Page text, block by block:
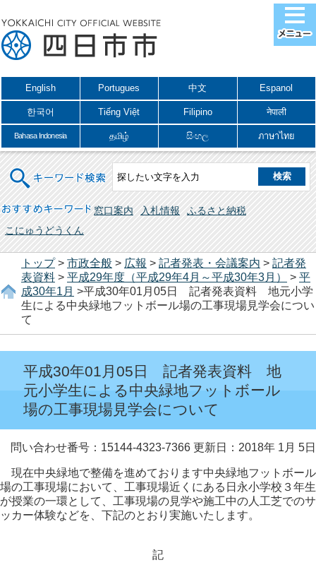
English Portugues 中文 Espanol
한국어 Tiếng Việt Filipino नेपाली
Bahasa Indonesia தமிழ் සිංහල ภาษาไทย
キーワード検索
おすすめキーワード 窓口案内 入札情報
ふるさと納税
こにゅうどうくん
トップ> 市政全般 > 広報 > 記者発表・会議案内 > 記者発
表資料 > 平成29年度（平成29年4月～平成30年3月） > 平
成30年1月 >平成30年01月05日 記者発表資料 地元小学
生による中央緑地フットボール場の工事現場見学会につい
て
平成30年01月05日 記者発表資料 地
元小学生による中央緑地フットボール
場の工事現場見学会について
問い合わせ番号：15144-4323-7366 更新日：2018年 1月 5日
現在中央緑地で整備を進めております中央緑地フットボール
場の工事現場において、工事現場近くにある日永小学校３年生
が授業の一環として、工事現場の見学や施工中の人工芝でのサ
ッカー体験などを、下記のとおり実施いたします。
記